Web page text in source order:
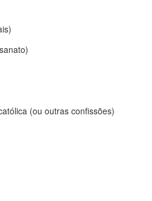
(ou outras confissões)